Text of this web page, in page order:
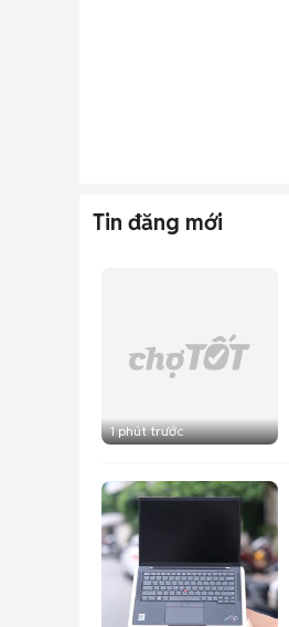
Tin đăng mới
1 phút trước